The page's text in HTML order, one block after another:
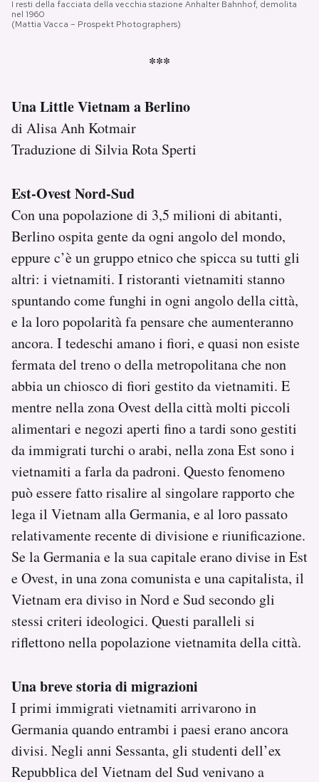
I resti della facciata della vecchia stazione Anhalter Bahnhof, demolita
nel 1960
(Mattia Vacca – Prospekt Photographers)
***
Una Little Vietnam a Berlino
di Alisa Anh Kotmair
Traduzione di Silvia Rota Sperti
Est-Ovest Nord-Sud
Con una popolazione di 3,5 milioni di abitanti,
Berlino ospita gente da ogni angolo del mondo,
eppure c’è un gruppo etnico che spicca su tutti gli
altri: i vietnamiti. I ristoranti vietnamiti stanno
spuntando come funghi in ogni angolo della città,
e la loro popolarità fa pensare che aumenteranno
ancora. I tedeschi amano i fiori, e quasi non esiste
fermata del treno o della metropolitana che non
abbia un chiosco di fiori gestito da vietnamiti. E
mentre nella zona Ovest della città molti piccoli
alimentari e negozi aperti fino a tardi sono gestiti
da immigrati turchi o arabi, nella zona Est sono i
vietnamiti a farla da padroni. Questo fenomeno
può essere fatto risalire al singolare rapporto che
lega il Vietnam alla Germania, e al loro passato
relativamente recente di divisione e riunificazione.
Se la Germania e la sua capitale erano divise in Est
e Ovest, in una zona comunista e una capitalista, il
Vietnam era diviso in Nord e Sud secondo gli
stessi criteri ideologici. Questi paralleli si
riflettono nella popolazione vietnamita della città.
Una breve storia di migrazioni
I primi immigrati vietnamiti arrivarono in
Germania quando entrambi i paesi erano ancora
divisi. Negli anni Sessanta, gli studenti dell’ex
Repubblica del Vietnam del Sud venivano a